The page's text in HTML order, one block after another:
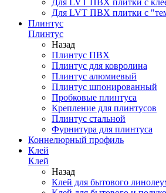
Для LVT ПВХ плитки с
Для LVT ПВХ плитки с
Плинтус
Плинтус
Назад
Плинтус ПВХ
Плинтус для ковролина
Плинтус алюмиевый
Плинтус шпонированный
Пробковые плинтуса
Крепление для плинтусов
Плинтус стальной
Фурнитура для плинтуса
Коннелюрный профиль
Клей
Клей
Назад
Клей для бытового